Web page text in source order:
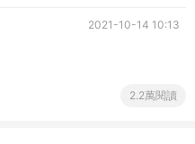
2021-10-14 10:13
2.2萬閱讀